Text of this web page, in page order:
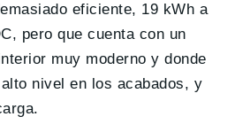
eficiente, 19 kWh a
pero que cuenta con un
muy moderno y donde
nivel en los acabados, y